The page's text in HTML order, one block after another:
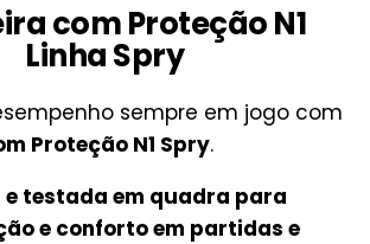
com Proteção N1
Linha Spry
sempre em jogo com
Proteção N1 Spry.
e testada em quadra para
e conforto em partidas e